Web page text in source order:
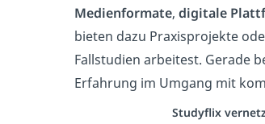
Medienformate, digitale
bieten dazu Praxisprojekte
Fallstudien arbeitest. Gerade
Erfahrung im Umgang mit
Studyflix